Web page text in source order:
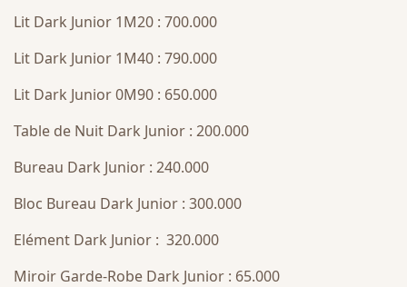
Lit Dark Junior 1M20 : 700.000
Lit Dark Junior 1M40 : 790.000
Lit Dark Junior 0M90 : 650.000
Table de Nuit Dark Junior : 200.000
Bureau Dark Junior : 240.000
Bloc Bureau Dark Junior : 300.000
Elément Dark Junior : 320.000
Miroir Garde-Robe Dark Junior : 65.000